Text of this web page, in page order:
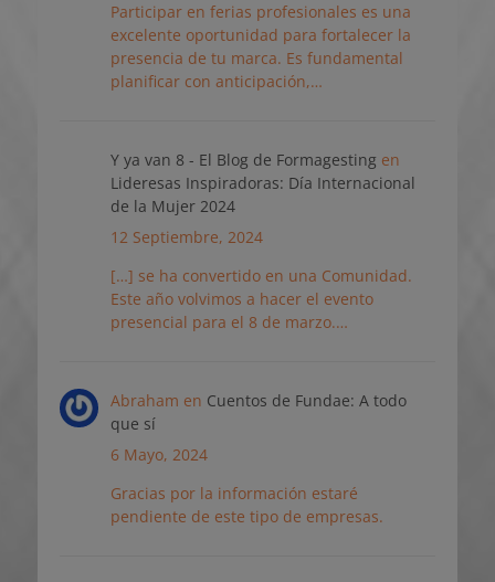
Participar en ferias profesionales es una
excelente oportunidad para fortalecer la
presencia de tu marca. Es fundamental
planificar con anticipación,…
Y ya van 8 - El Blog de Formagesting en
Lideresas Inspiradoras: Día Internacional
de la Mujer 2024
12 Septiembre, 2024
[…] se ha convertido en una Comunidad.
Este año volvimos a hacer el evento
presencial para el 8 de marzo.…
Abraham en Cuentos de Fundae: A todo
que sí
6 Mayo, 2024
Gracias por la información estaré
pendiente de este tipo de empresas.